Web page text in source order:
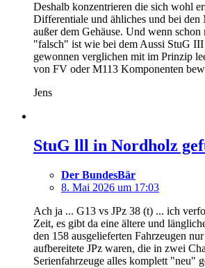
Deshalb konzentrieren die sich wohl
Differentiale und ähliches und bei den
außer dem Gehäuse. Und wenn
"falsch" ist wie bei dem Aussi StuG
gewonnen verglichen mit im Prinzip
von FV oder M113 Komponenten
Jens
StuG lll in Nordholz
Der BundesBär
8. Mai 2026 um 17:03
Ach ja ... G13 vs JPz 38 (t) ... ich
Zeit, es gibt da eine ältere und
den 158 ausgelieferten Fahrzeugen
aufbereitete JPz waren, die in zwei
Serienfahrzeuge alles komplett "neu"